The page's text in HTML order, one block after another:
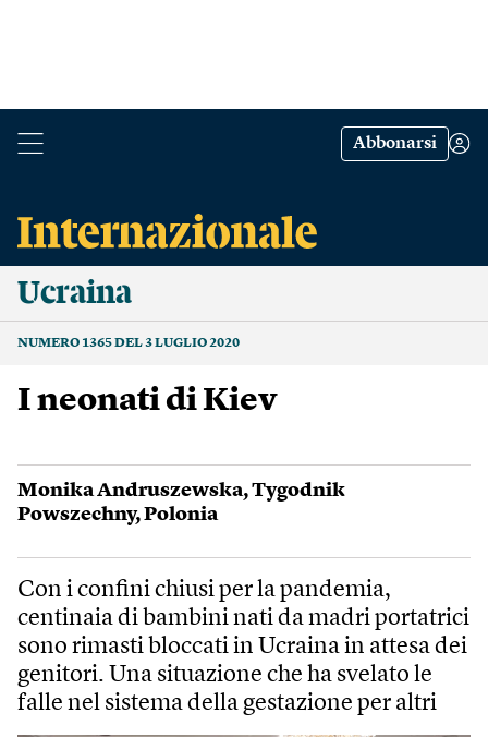
Abbonarsi
Ucraina
NUMERO 1365 DEL 3 LUGLIO 2020
I neonati di Kiev
Monika Andruszewska,Tygodnik
Powszechny,Polonia
Con i confini chiusi per la pandemia,
centinaia di bambini nati da madri portatrici
sono rimasti bloccati in Ucraina in attesa dei
genitori. Una situazione che ha svelato le
falle nel sistema della gestazione per altri